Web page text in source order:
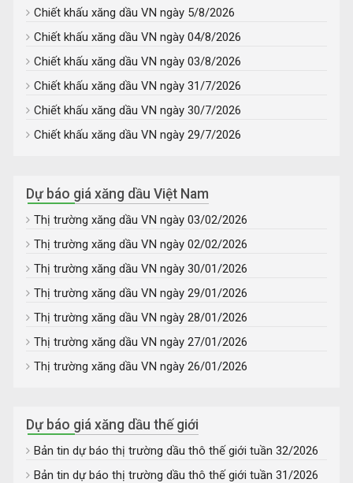
Chiết khấu xăng dầu VN ngày 5/8/2026
Chiết khấu xăng dầu VN ngày 04/8/2026
Chiết khấu xăng dầu VN ngày 03/8/2026
Chiết khấu xăng dầu VN ngày 31/7/2026
Chiết khấu xăng dầu VN ngày 30/7/2026
Chiết khấu xăng dầu VN ngày 29/7/2026
Dự báo giá xăng dầu Việt Nam
Thị trường xăng dầu VN ngày 03/02/2026
Thị trường xăng dầu VN ngày 02/02/2026
Thị trường xăng dầu VN ngày 30/01/2026
Thị trường xăng dầu VN ngày 29/01/2026
Thị trường xăng dầu VN ngày 28/01/2026
Thị trường xăng dầu VN ngày 27/01/2026
Thị trường xăng dầu VN ngày 26/01/2026
Dự báo giá xăng dầu thế giới
Bản tin dự báo thị trường dầu thô thế giới tuần 32/2026
Bản tin dự báo thị trường dầu thô thế giới tuần 31/2026